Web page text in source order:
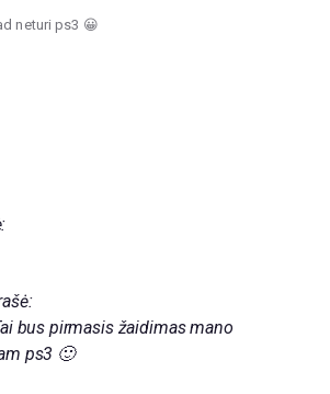
neturi ps3 😀
bus pirmasis žaidimas mano
ps3 🙂